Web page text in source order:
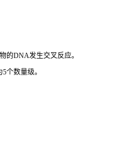
的DNA发生交叉反应。
个数量级。